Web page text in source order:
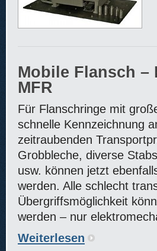
Mobile Flansch
MFR
Für Flanschringe mit
schnelle Kennzeichnung
zeitraubenden
Grobbleche, diverse
usw. können jetzt
werden. Alle schlecht
Übergriffsmöglichkeit
werden – nur
Weiterlesen